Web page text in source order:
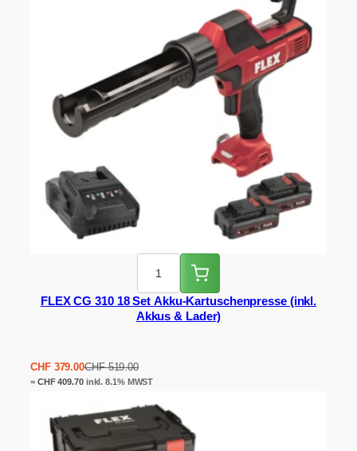
FLEX CG 310 18 Set Akku-Kartuschenpresse (inkl.
Akkus & Lader)
CHF519.00
Ursprünglicher
Preis
CHF379.00
Aktueller
Preis
= CHF409.70inkl. 8.1% MWST